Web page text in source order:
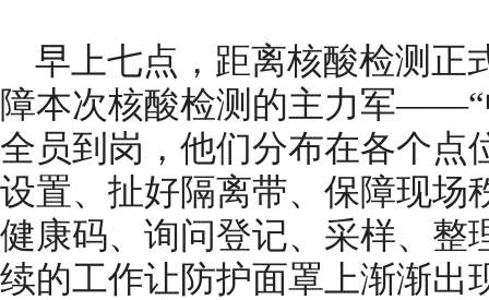
早上七点，距离核酸检测正
障本次核酸检测的主力军——“
全员到岗，他们分布在各个点
设置、扯好隔离带、保障现
健康码、询问登记、采样、
续的工作让防护面罩上渐渐出